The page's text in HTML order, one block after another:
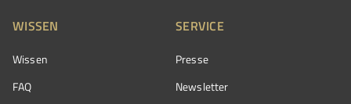
WISSEN
Wissen
FAQ
SERVICE
Presse
Newsletter